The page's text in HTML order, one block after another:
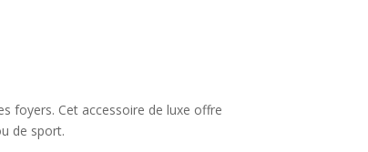
foyers. Cet accessoire de luxe offre
de sport.